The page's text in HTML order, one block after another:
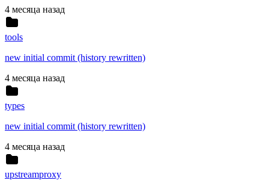
4 месяца назад
tools
new initial commit (history rewritten)
4 месяца назад
types
new initial commit (history rewritten)
4 месяца назад
upstreamproxy